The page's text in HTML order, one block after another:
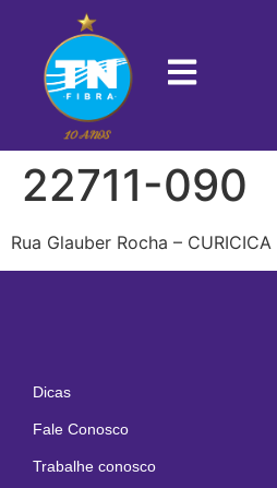
22711-090
Rua Glauber Rocha – CURICICA
Dicas
Fale Conosco
Trabalhe conosco